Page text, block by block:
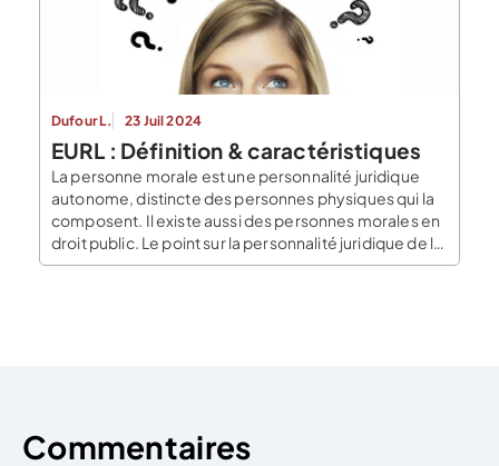
Dufour L. 23 Juil 2024
EURL : Définition & caractéristiques
La personne morale est une personnalité juridique
autonome, distincte des personnes physiques qui la
composent. Il existe aussi des personnes morales en
droit public. Le point sur la personnalité juridique de l’
entreprise unipersonnelle à responsabilité limitée
Commentaires